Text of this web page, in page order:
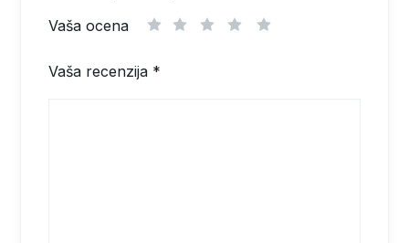
Vaša ocena
Vaša recenzija *